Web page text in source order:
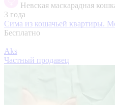
Невская маскарадная
3 года
Сима из кошачьей квартиры.
Бесплатно
Aks
Частный продавец